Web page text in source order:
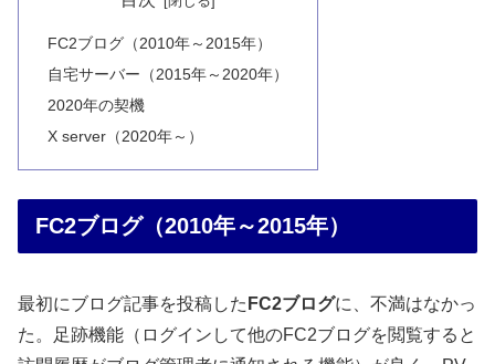
FC2ブログ（2010年～2015年）
自宅サーバー（2015年～2020年）
2020年の契機
X server（2020年～）
FC2ブログ（2010年～2015年）
最初にブログ記事を投稿した FC2ブログに、不満はなかっ
た。足跡機能（ログインして他のFC2ブログを閲覧すると